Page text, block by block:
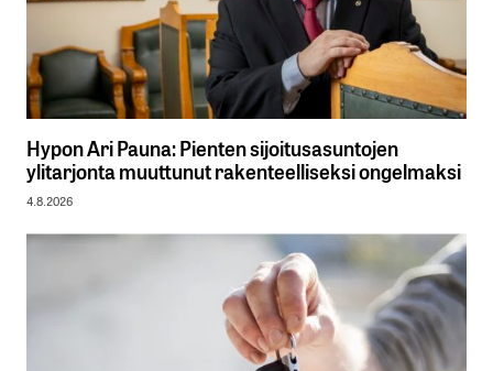
Hypon Ari Pauna: Pienten sijoitusasuntojen
ylitarjonta muuttunut rakenteelliseksi ongelmaksi
4.8.2026